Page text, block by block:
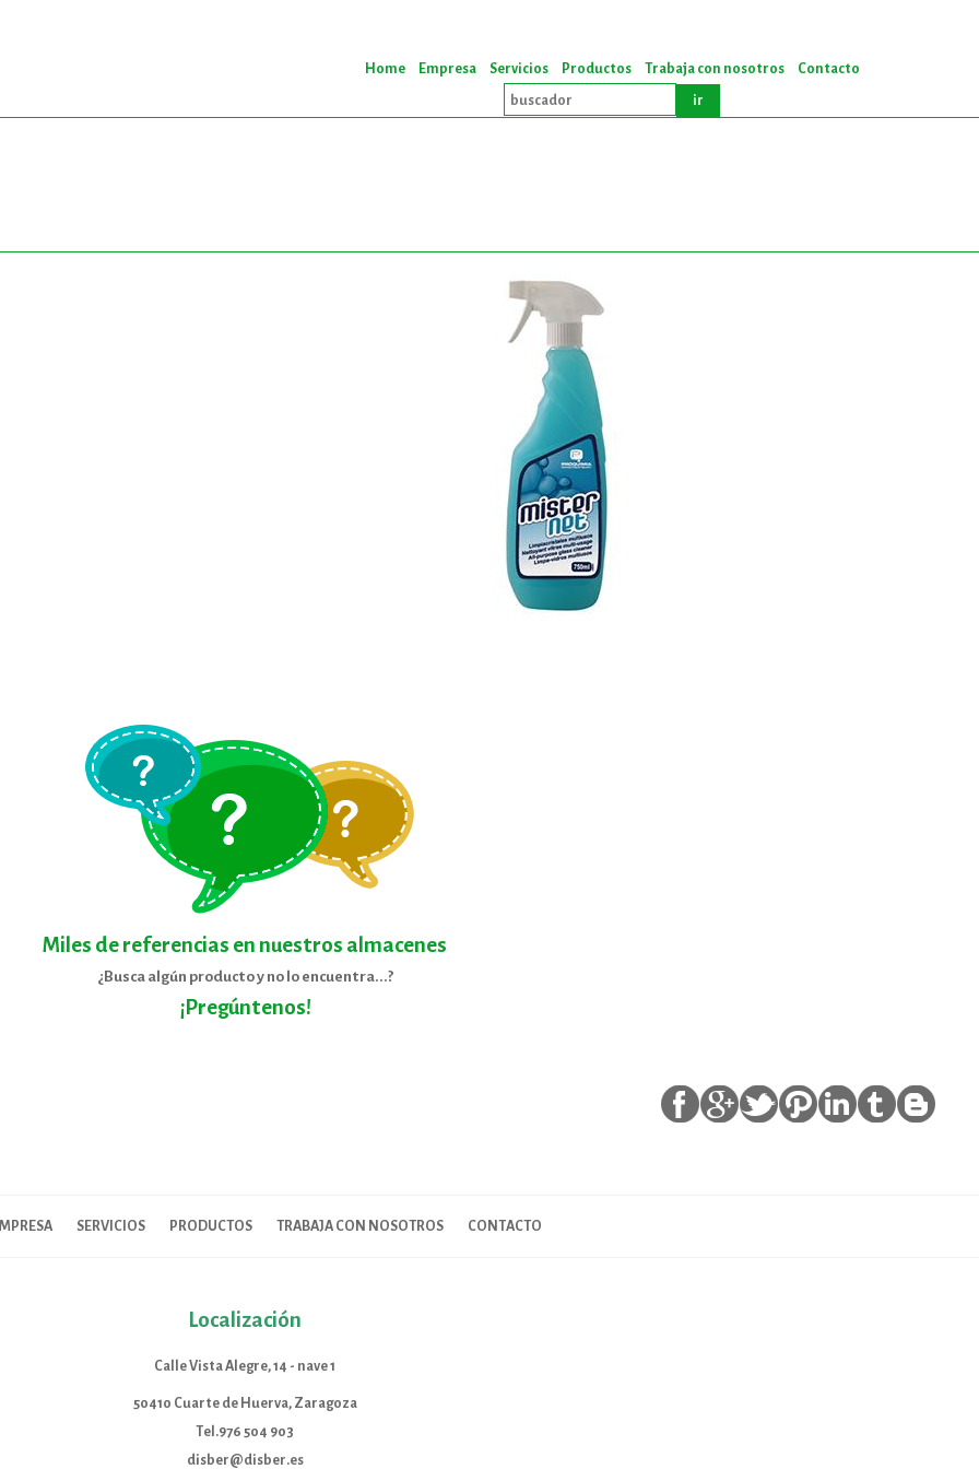
Home Empresa Servicios Productos Trabaja con nosotros Contacto
ir
Miles de referencias en nuestros almacenes
¿Busca algún producto y no lo encuentra...?
¡Pregúntenos!
SERVICIOS PRODUCTOS TRABAJA CON NOSOTROS CONTACTO
Localización
Calle Vista Alegre, 14 - nave 1
50410 Cuarte de Huerva, Zaragoza
Tel.976 504 903
disber@disber.es